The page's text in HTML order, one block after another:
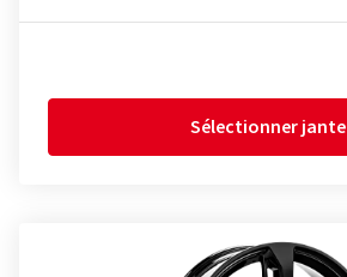
Sélectionner jante